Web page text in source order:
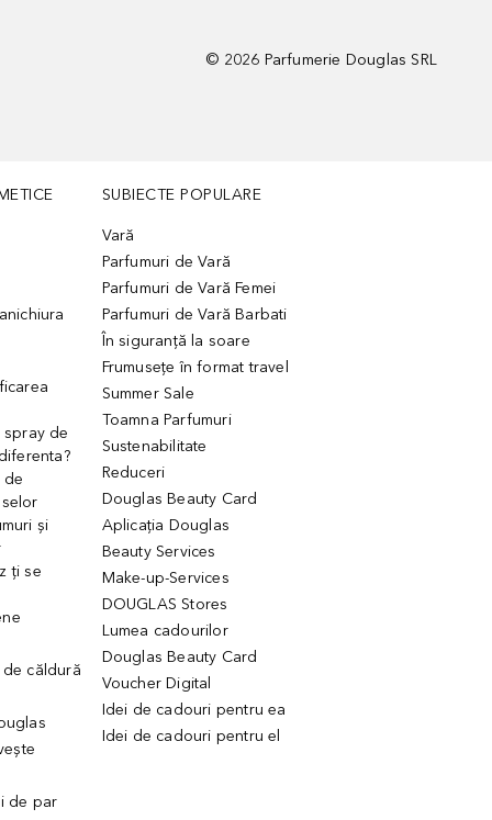
© 2026 Parfumerie Douglas SRL
spray de
de
și
ți se
căldură
de par
SUBIECTE POPULARE
Vară
Parfumuri de Vară
Parfumuri de Vară Femei
Parfumuri de Vară Barbati
În siguranță la soare
Frumusețe în format travel
Summer Sale
Toamna Parfumuri
Sustenabilitate
Reduceri
Douglas Beauty Card
Aplicația Douglas
Beauty Services
Make-up-Services
DOUGLAS Stores
Lumea cadourilor
Douglas Beauty Card
Voucher Digital
Idei de cadouri pentru ea
Idei de cadouri pentru el